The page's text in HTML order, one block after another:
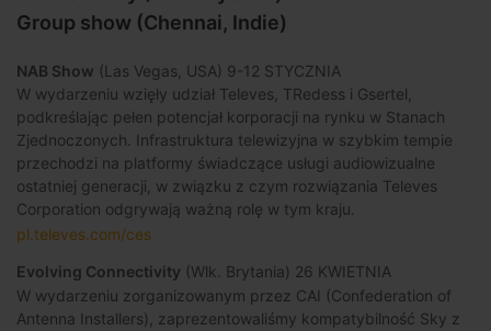
Group show (Chennai, Indie)
NAB Show (Las Vegas, USA) 9-12 STYCZNIA
W wydarzeniu wzięły udział Televes, TRedess i Gsertel,
podkreślając pełen potencjał korporacji na rynku w Stanach
Zjednoczonych. Infrastruktura telewizyjna w szybkim tempie
przechodzi na platformy świadczące usługi audiowizualne
ostatniej generacji, w związku z czym rozwiązania Televes
Corporation odgrywają ważną rolę w tym kraju.
pl.televes.com/ces
Evolving Connectivity (Wlk. Brytania) 26 KWIETNIA
W wydarzeniu zorganizowanym przez CAI (Confederation of
Antenna Installers), zaprezentowaliśmy kompatybilność Sky z